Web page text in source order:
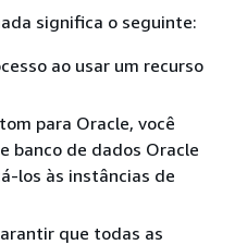
significa o seguinte:
ao usar um recurso
para Oracle, você
banco de dados Oracle
los às instâncias de
que todas as